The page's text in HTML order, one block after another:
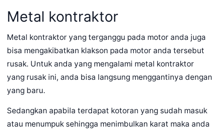
Metal kontraktor
Metal kontraktor yang terganggu pada motor anda juga
bisa mengakibatkan klakson pada motor anda tersebut
rusak. Untuk anda yang mengalami metal kontraktor
yang rusak ini, anda bisa langsung menggantinya dengan
yang baru.
Sedangkan apabila terdapat kotoran yang sudah masuk
atau menumpuk sehingga menimbulkan karat maka anda